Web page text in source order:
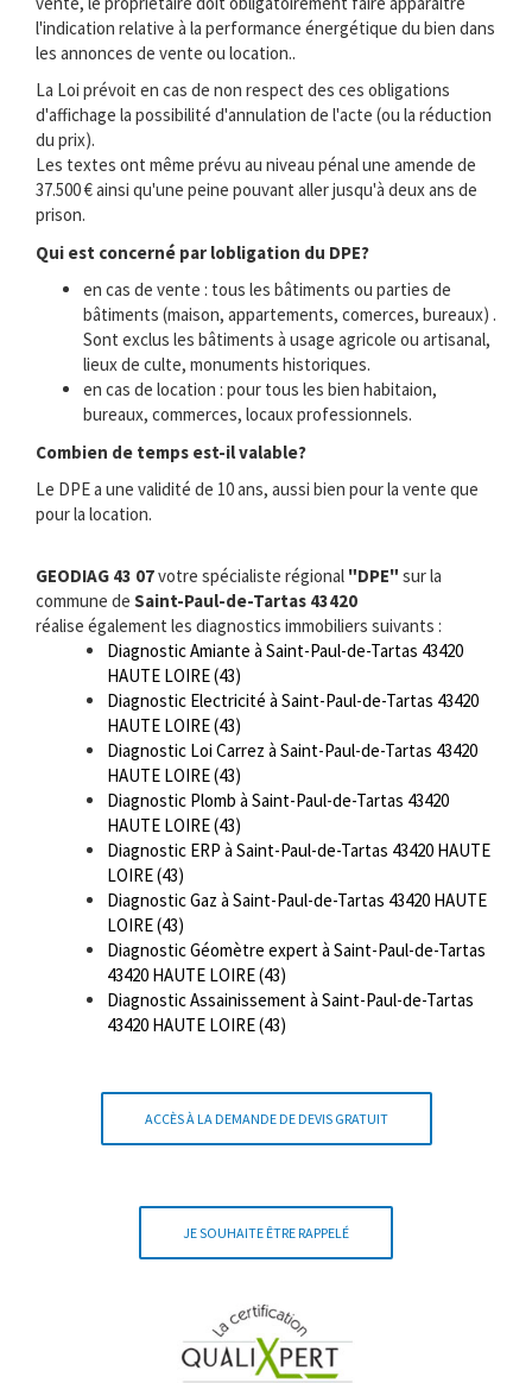
l'indication relative à la performance énergétique du bien dans
les annonces de vente ou location..
La Loi prévoit en cas de non respect des ces obligations
d'affichage la possibilité d'annulation de l'acte (ou la réduction
du prix).
Les textes ont même prévu au niveau pénal une amende de
37.500 € ainsi qu'une peine pouvant aller jusqu'à deux ans de
prison.
Qui est concerné par lobligation du DPE?
en cas de vente : tous les bâtiments ou parties de
bâtiments (maison, appartements, comerces, bureaux) .
Sont exclus les bâtiments à usage agricole ou artisanal,
lieux de culte, monuments historiques.
en cas de location : pour tous les bien habitaion,
bureaux, commerces, locaux professionnels.
Combien de temps est-il valable?
Le DPE a une validité de 10 ans, aussi bien pour la vente que
pour la location.
GEODIAG 43 07votre spécialiste régional "DPE" sur la
commune de Saint-Paul-de-Tartas 43420
réalise également les diagnostics immobiliers suivants :
Diagnostic Amiante à Saint-Paul-de-Tartas 43420
HAUTE LOIRE (43)
Diagnostic Electricité à Saint-Paul-de-Tartas 43420
HAUTE LOIRE (43)
Diagnostic Loi Carrez à Saint-Paul-de-Tartas 43420
HAUTE LOIRE (43)
Diagnostic Plomb à Saint-Paul-de-Tartas 43420
HAUTE LOIRE (43)
Diagnostic ERP à Saint-Paul-de-Tartas 43420 HAUTE
LOIRE (43)
Diagnostic Gaz à Saint-Paul-de-Tartas 43420 HAUTE
LOIRE (43)
Diagnostic Géomètre expert à Saint-Paul-de-Tartas
43420 HAUTE LOIRE (43)
Diagnostic Assainissement à Saint-Paul-de-Tartas
43420 HAUTE LOIRE (43)
ACCÈS À LA DEMANDE DE DEVIS GRATUIT
JE SOUHAITE ÊTRE RAPPELÉ